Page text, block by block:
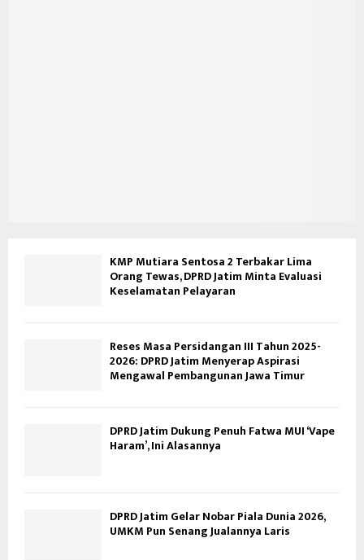
KMP Mutiara Sentosa 2 Terbakar Lima
Orang Tewas, DPRD Jatim Minta Evaluasi
Keselamatan Pelayaran
Reses Masa Persidangan III Tahun 2025-
2026: DPRD Jatim Menyerap Aspirasi
Mengawal Pembangunan Jawa Timur
DPRD Jatim Dukung Penuh Fatwa MUI ‘Vape
Haram’, Ini Alasannya
DPRD Jatim Gelar Nobar Piala Dunia 2026,
UMKM Pun Senang Jualannya Laris